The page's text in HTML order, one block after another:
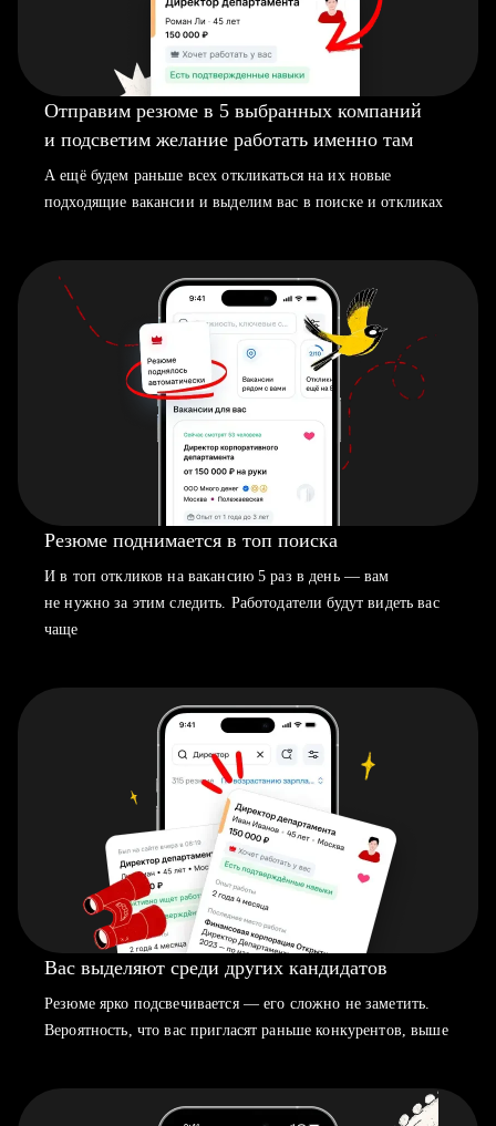
Отправим резюме в 5 выбранных компаний
и подсветим желание работать именно там
А ещё будем раньше всех откликаться на их новые
подходящие вакансии и выделим вас в поиске и откликах
Резюме поднимается в топ поиска
И в топ откликов на вакансию 5 раз в день — вам
не нужно за этим следить. Работодатели будут видеть вас
чаще
Вас выделяют среди других кандидатов
Резюме ярко подсвечивается — его сложно не заметить.
Вероятность, что вас пригласят раньше конкурентов, выше